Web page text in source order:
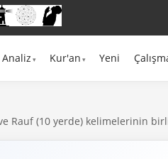
Analiz Kur'an Yeni
Rauf (10 yerde) kelimelerinin